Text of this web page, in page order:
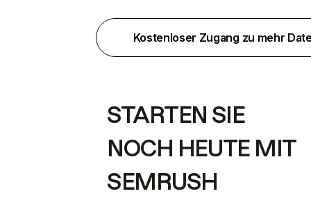
Kostenloser Zugang zu mehr
STARTEN SIE
NOCH HEUTE MIT
SEMRUSH